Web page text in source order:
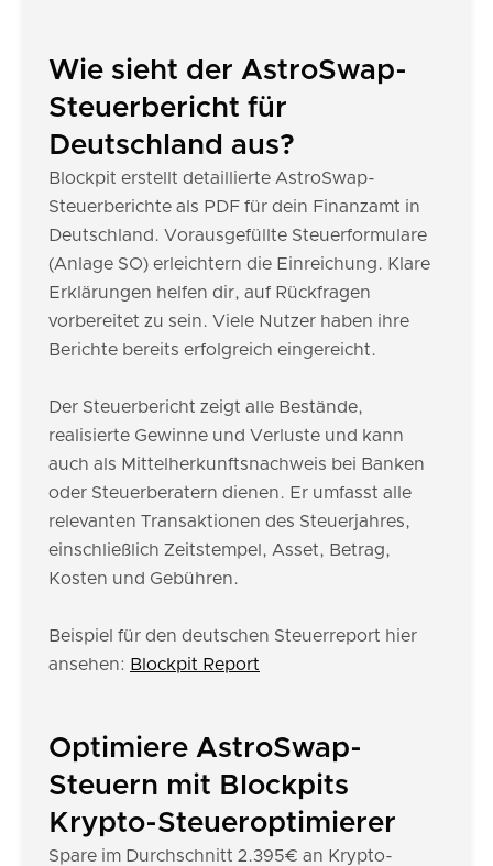
Wie sieht der AstroSwap-
Steuerbericht für
Deutschland aus?
Blockpit erstellt detaillierte AstroSwap-
Steuerberichte als PDF für dein Finanzamt in
Deutschland. Vorausgefüllte Steuerformulare
(Anlage SO) erleichtern die Einreichung. Klare
Erklärungen helfen dir, auf Rückfragen
vorbereitet zu sein. Viele Nutzer haben ihre
Berichte bereits erfolgreich eingereicht.
Der Steuerbericht zeigt alle Bestände,
realisierte Gewinne und Verluste und kann
auch als Mittelherkunftsnachweis bei Banken
oder Steuerberatern dienen. Er umfasst alle
relevanten Transaktionen des Steuerjahres,
einschließlich Zeitstempel, Asset, Betrag,
Kosten und Gebühren.
Beispiel für den deutschen Steuerreport hier
ansehen: Blockpit Report
Optimiere AstroSwap-
Steuern mit Blockpits
Krypto-Steueroptimierer
Spare im Durchschnitt 2.395€ an Krypto-